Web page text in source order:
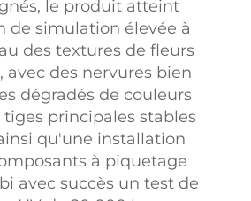
les
le
de
et
plus
les
le produit atteint
de simulation élevée à
des textures de fleurs
avec des nervures bien
dégradés de couleurs
tiges principales stables
qu'une installation
à piquetage
avec succès un test de